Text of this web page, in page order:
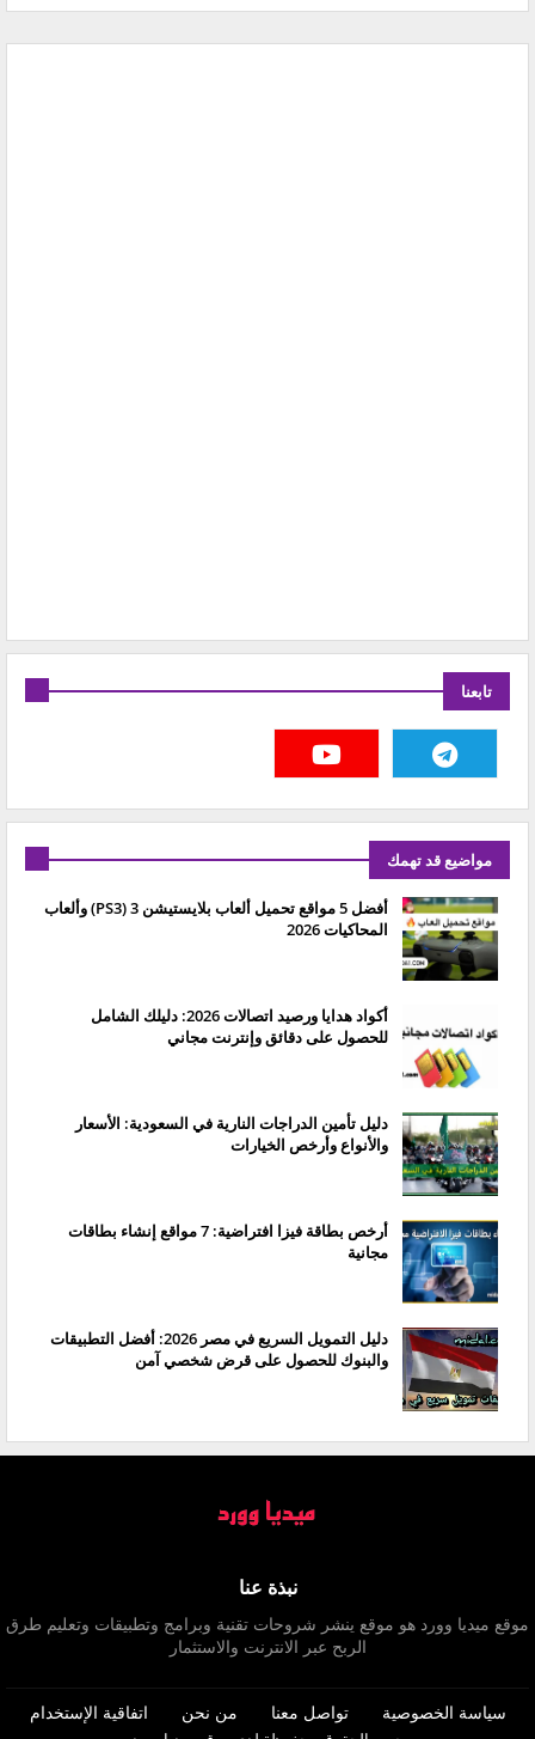
تابعنا
مواضيع قد تهمك
أفضل 5 مواقع تحميل ألعاب بلايستيشن 3 (PS3) وألعاب
المحاكيات 2026
أكواد هدايا ورصيد اتصالات 2026: دليلك الشامل
للحصول على دقائق وإنترنت مجاني
دليل تأمين الدراجات النارية في السعودية: الأسعار
والأنواع وأرخص الخيارات
أرخص بطاقة فيزا افتراضية: 7 مواقع إنشاء بطاقات
مجانية
دليل التمويل السريع في مصر 2026: أفضل التطبيقات
والبنوك للحصول على قرض شخصي آمن
نبذة عنا
موقع ميديا وورد هو موقع ينشر شروحات تقنية وبرامج وتطبيقات وتعليم طرق
الربح عبر الانترنت والاستثمار
سياسة الخصوصية تواصل معنا من نحن اتفاقية الإستخدام